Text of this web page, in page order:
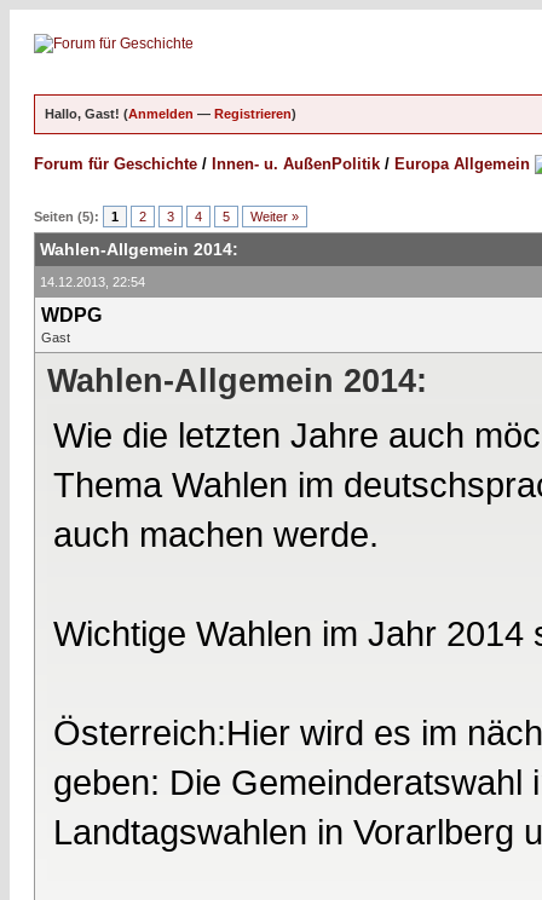
Hallo, Gast! (Anmelden — Registrieren)
Forum für Geschichte / Innen- u. AußenPolitik / Europa Allgemein
Seiten (5): 1 2 3 4 5 Weiter »
Wahlen-Allgemein 2014:
14.12.2013, 22:54
WDPG
Gast
Wahlen-Allgemein 2014:
Wie die letzten Jahre auch
Thema Wahlen im
auch machen werde.
Wichtige Wahlen im Jahr 2014
Österreich:Hier wird es im
geben: Die Gemeinderatswahl
Landtagswahlen in Vorarlberg